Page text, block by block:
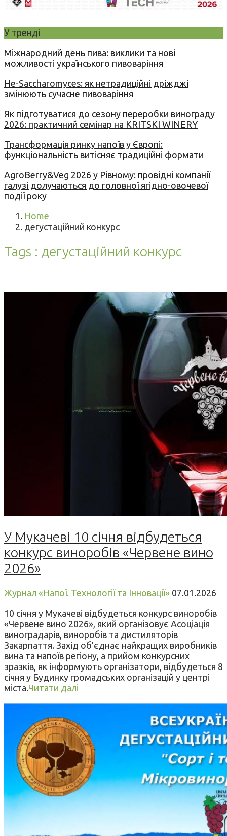
У тренді
Міжнародний день пива: виклики та нові
можливості українського пивоваріння
Не-Saccharomyces: як нетрадиційні дріжджі
змінюють сучасне пивоваріння
Як підготуватися до сезону переробки винограду
2026: практичний семінар на KRITSKI WINERY
Трансформація ринку напоїв у Європі:
функціональність витісняє традиційні формати
AgroBerry&Veg 2026 у Рівному: провідні компанії
галузі долучаються до головної ягідно-овочевої
події року
Home
дегустаційний конкурс
Tags : дегустаційний конкурс
У Мукачеві 10 січня відбудеться
конкурс виноробів «Червене вино
2026»
Журнал «Напої. Технології та Інновації» 07.01.2026
10 січня у Мукачеві відбудеться конкурс виноробів
«Червене вино 2026», який організовує Асоціація
виноградарів, виноробів та дистиляторів
Закарпаття. Захід об’єднає найкращих виробників
вина та напоїв регіону, а прийом конкурсних
зразків, як інформують організатори, відбудеться 8
січня у Будинку громадських організацій у центрі
міста.Читати далі